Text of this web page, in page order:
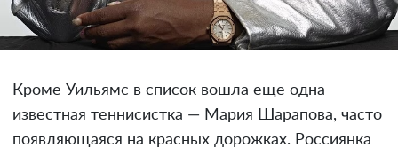
Кроме Уильямс в список вошла еще одна
известная теннисистка — Мария Шарапова, часто
появляющаяся на красных дорожках. Россиянка